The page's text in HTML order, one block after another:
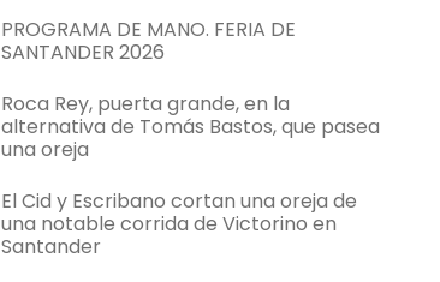
PROGRAMA DE MANO. FERIA DE
SANTANDER 2026
Roca Rey, puerta grande, en la
alternativa de Tomás Bastos, que pasea
una oreja
El Cid y Escribano cortan una oreja de
una notable corrida de Victorino en
Santander